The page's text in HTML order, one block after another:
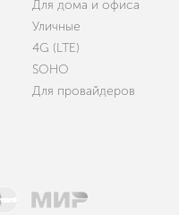
Для дома и офиса
Уличные
4G (LTE)
SOHO
Для провайдеров